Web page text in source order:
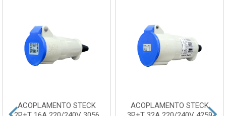
ACOPLAMENTO STECK
ACOPLAMENTO STECK